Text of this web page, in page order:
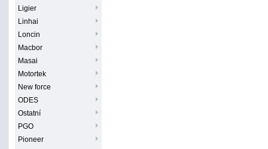
Ligier
Linhai
Loncin
Macbor
Masai
Motortek
New force
ODES
Ostatní
PGO
Pioneer